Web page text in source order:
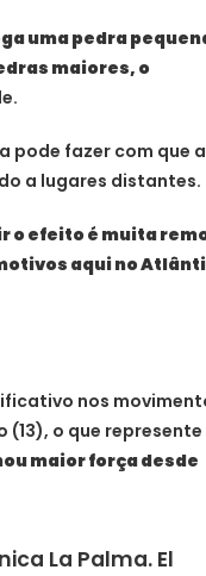
uma pedra
maiores, o
pode fazer com que a
a lugares distantes.
o efeito é muita
aqui no
nos
(13), o que represente
maior força desde
La Palma. El